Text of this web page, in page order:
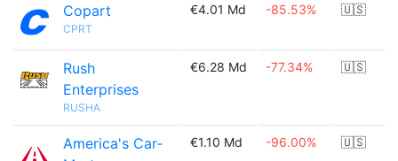
Copart
CPRT
€4.01 Md -85.53% 🇺🇸
Rush
Enterprises
RUSHA
€6.28 Md -77.34% 🇺🇸
America's Car-
€1.10 Md -96.00% 🇺🇸